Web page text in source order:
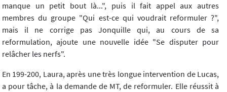
manque un petit bout là...", puis il fait appel aux autres
membres du groupe "Qui est-ce qui voudrait reformuler ?",
mais il ne corrige pas Jonquille qui, au cours de sa
reformulation, ajoute une nouvelle idée "Se disputer pour
relâcher les nerfs".
En 199-200, Laura, après une très longue intervention de Lucas,
a pour tâche, à la demande de MT, de reformuler. Elle réussit à